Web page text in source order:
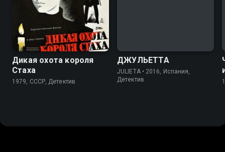
6.9
Дикая охота короля
Стаха
1979, СССР, Детектив
ДЖУЛЬЕТТА
JULIETA • 2016, Испания,
Детектив